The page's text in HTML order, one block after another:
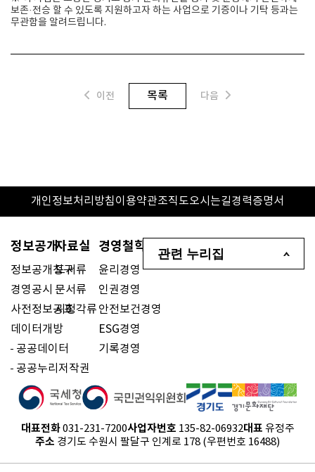
보존·전승 할 수 있도록 지원하고자 하는 사업으로 기증이나 기탁 등과는
무관함을 알려드립니다.
이전 목록 다음
개인정보처리방침이용약관조직도오시는길경력증명서
대표전화 031-231-7200사업자번호 135-82-06932대표 유정주
주소 경기도 수원시 팔달구 인계로 178 (우편번호 16488)
정보공개
정보공개청구
경영공시
사전정보공표
데이터개방
공공데이터
공공누리저작권
자료실
도서류
문서류
시청각류
경영철학
윤리경영
인권경영
안전보건경영
ESG경영
기록경영
관련 누리집